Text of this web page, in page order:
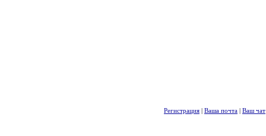
Регистрация | Ваша почта | Ваш чат